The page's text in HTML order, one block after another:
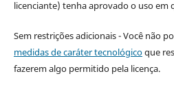
licenciante) tenha aprovado o uso em
Sem restrições adicionais - Você não
medidas de caráter tecnológicoque
fazerem algo permitido pela licença.